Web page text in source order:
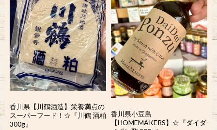
香川県【川鶴酒造】栄養満点の
スーパーフード！☆『川鶴 酒粕
300g』
香川県小豆島
【HOMEMAKERS】☆『ダイダ